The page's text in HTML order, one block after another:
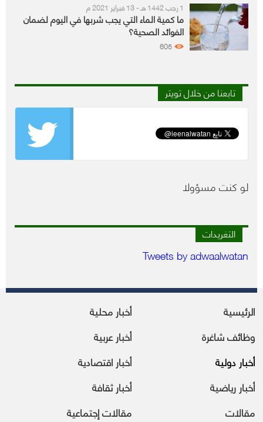
1 رجب 1442 هـ - 13 فبراير 2021 م
ما كمية الماء التي يجب شربها في اليوم لضمان
الفوائد الصحية؟
605
تابعنا من خلال تويتر
لو كنت مسؤولا
التغريدات
Tweets by adwaalwatan
الرئيسية
أخبار محلية
وظائف شاغرة
أخبار عربية
أخبار دولية
أخبار اقتصادية
أخبار رياضية
أخبار ثقافة
مقالات
مقالات إجتماعية